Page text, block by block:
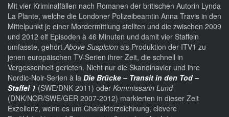
Mit vier Kriminalfällen nach Romanen der britischen Autorin Lynda
La Plante, welche die Londoner Polizeibeamtin Anna Travis in den
Mittelpunkt je einer Mordermittlung stellten und die zwischen 2009
und 2012 elf Episoden à 46 Minuten und damit vier Staffeln
umfasste, gehörtAbove Suspicion als Produktion der ITV1 zu
jenen europäischen TV-Serien ihrer Zeit, die schnell in
Vergessenheit gerieten. Nicht nur die Skandinavier und ihre
Nordic-Noir-Serien à la Die Brücke – Transit in den Tod –
Staffel 1 (SWE/DNK 2011) oder Kommissarin Lund
(DNK/NOR/SWE/GER 2007-2012) markierten in dieser Zeit
Exzellenz, wenn es um Charakterzeichnung, clevere